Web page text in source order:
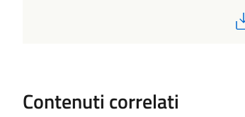
Contenuti correlati